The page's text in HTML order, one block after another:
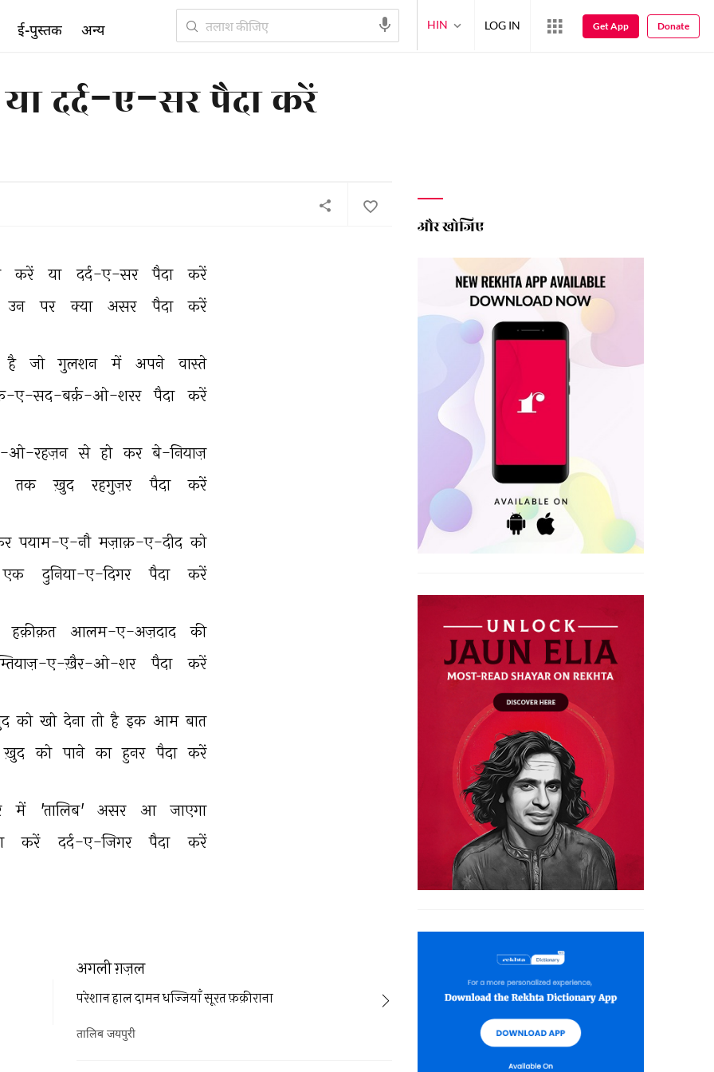
दर्द-ए-सर पैदा करें
करें या दर्द-ए-सर पैदा
करें
उन
पर क्या असर पैदा करें
है जो गुलशन में अपने
वास्ते
ए-सद-बर्क़-ओ-शरर
पैदा करें
ओ-रहज़न से हो कर बे-नियाज़
तक ख़ुद रहगुज़र पैदा करें
पयाम-ए-नौ मज़ाक़-ए-दीद को
एक
दुनिया-ए-दिगर पैदा करें
हक़ीक़त आलम-ए-अज़दाद
की
ए-ख़ैर-ओ-शर
पैदा करें
को खो देना तो है इक आम बात
ख़ुद को पाने का हुनर पैदा करें
में 'तालिब' असर आ
जाएगा
करें दर्द-ए-जिगर पैदा करें
अगली ग़ज़ल
परेशान हाल दामन धज्जियाँ सूरत फ़क़ीराना
तालिब जयपुरी
और खोजिए
ई-पुस्तक अन्य HIN LOG IN Get App Donate